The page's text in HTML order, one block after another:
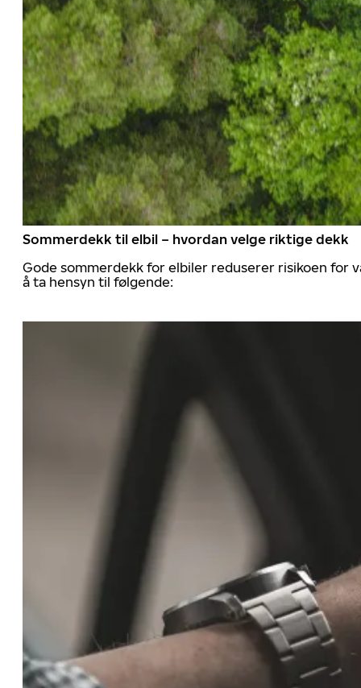
Sommerdekk til elbil – hvordan velge riktige dekk
Gode sommerdekk for elbiler reduserer risikoen for
å ta hensyn til følgende: